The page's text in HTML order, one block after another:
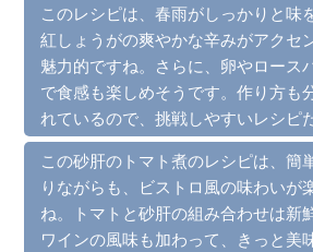
このレシピは、春雨がしっかりと味
紅しょうがの爽やかな辛みがアクセ
魅力的ですね。さらに、卵やロース
で食感も楽しめそうです。作り方も
れているので、挑戦しやすいレシピ
この砂肝のトマト煮のレシピは、簡
りながらも、ビストロ風の味わいが
ね。トマトと砂肝の組み合わせは新
ワインの風味も加わって、きっと美